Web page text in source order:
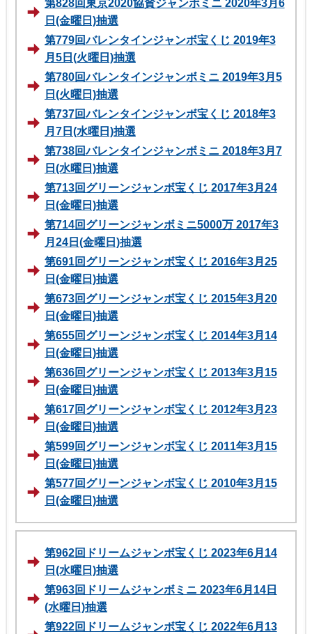
第828回東京2020協賛ジャンボミニ 2020年3月6
日(金曜日)抽選
第779回バレンタインジャンボ宝くじ 2019年3
月5日(火曜日)抽選
第780回バレンタインジャンボミニ 2019年3月5
日(火曜日)抽選
第737回バレンタインジャンボ宝くじ 2018年3
月7日(水曜日)抽選
第738回バレンタインジャンボミニ 2018年3月7
日(水曜日)抽選
第713回グリーンジャンボ宝くじ 2017年3月24
日(金曜日)抽選
第714回グリーンジャンボミニ5000万 2017年3
月24日(金曜日)抽選
第691回グリーンジャンボ宝くじ 2016年3月25
日(金曜日)抽選
第673回グリーンジャンボ宝くじ 2015年3月20
日(金曜日)抽選
第655回グリーンジャンボ宝くじ 2014年3月14
日(金曜日)抽選
第636回グリーンジャンボ宝くじ 2013年3月15
日(金曜日)抽選
第617回グリーンジャンボ宝くじ 2012年3月23
日(金曜日)抽選
第599回グリーンジャンボ宝くじ 2011年3月15
日(金曜日)抽選
第577回グリーンジャンボ宝くじ 2010年3月15
日(金曜日)抽選
第962回ドリームジャンボ宝くじ 2023年6月14
日(水曜日)抽選
第963回ドリームジャンボミニ 2023年6月14日
(水曜日)抽選
第922回ドリームジャンボ宝くじ 2022年6月13